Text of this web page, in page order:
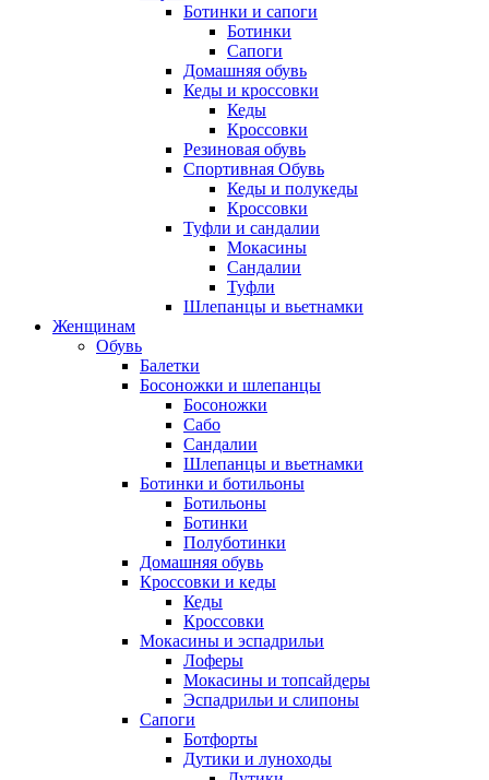
Ботинки и сапоги
Ботинки
Сапоги
Домашняя обувь
Кеды и кроссовки
Кеды
Кроссовки
Резиновая обувь
Спортивная Обувь
Кеды и полукеды
Кроссовки
Туфли и сандалии
Мокасины
Сандалии
Туфли
Шлепанцы и вьетнамки
Женщинам
Обувь
Балетки
Босоножки и шлепанцы
Босоножки
Сабо
Сандалии
Шлепанцы и вьетнамки
Ботинки и ботильоны
Ботильоны
Ботинки
Полуботинки
Домашняя обувь
Кроссовки и кеды
Кеды
Кроссовки
Мокасины и эспадрильи
Лоферы
Мокасины и топсайдеры
Эспадрильи и слипоны
Сапоги
Ботфорты
Дутики и луноходы